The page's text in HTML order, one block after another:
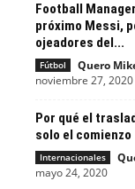
Football
próximo Messi,
ojeadores del...
Fútbol Quero
noviembre 27, 2020
Por qué el
solo el comienzo
Internacionales
mayo 24, 2020